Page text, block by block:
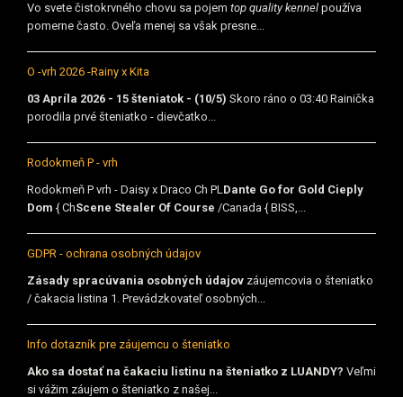
Vo svete čistokrvného chovu sa pojem top quality kennel používa
pomerne často. Oveľa menej sa však presne...
O -vrh 2026 -Rainy x Kita
03 Apríla 2026 - 15 šteniatok - (10/5) Skoro ráno o 03:40 Rainička
porodila prvé šteniatko - dievčatko...
Rodokmeň P - vrh
Rodokmeň P vrh - Daisy x Draco Ch PLDante Go for Gold Cieply
Dom { ChScene Stealer Of Course /Canada { BISS,...
GDPR - ochrana osobných údajov
Zásady spracúvania osobných údajov záujemcovia o šteniatko
/ čakacia listina 1. Prevádzkovateľ osobných...
Info dotazník pre záujemcu o šteniatko
Ako sa dostať na čakaciu listinu na šteniatko z LUANDY? Veľmi
si vážim záujem o šteniatko z našej...